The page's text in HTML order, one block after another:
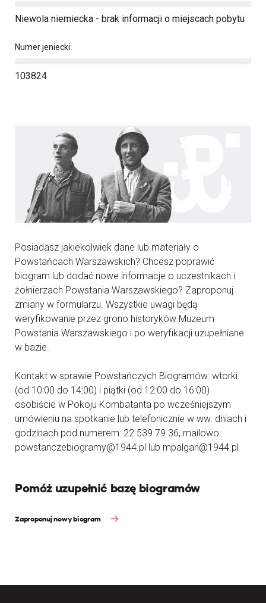
Niewola niemiecka - brak informacji o miejscach pobytu
Numer jeniecki:
103824
Posiadasz jakiekolwiek dane lub materiały o
Powstańcach Warszawskich? Chcesz poprawić
biogram lub dodać nowe informacje o uczestnikach i
żołnierzach Powstania Warszawskiego? Zaproponuj
zmiany w formularzu. Wszystkie uwagi będą
weryfikowanie przez grono historyków Muzeum
Powstania Warszawskiego i po weryfikacji uzupełniane
w bazie.
Kontakt w sprawie Powstańczych Biogramów: wtorki
(od 10:00 do 14:00) i piątki (od 12:00 do 16:00)
osobiście w Pokoju Kombatanta po wcześniejszym
umówieniu na spotkanie lub telefonicznie w ww. dniach i
godzinach pod numerem: 22 539 79 36, mailowo:
powstanczebiogramy@1944.pl lub mpalgan@1944.pl
Pomóż uzupełnić bazę biogramów
Zaproponuj nowy biogram